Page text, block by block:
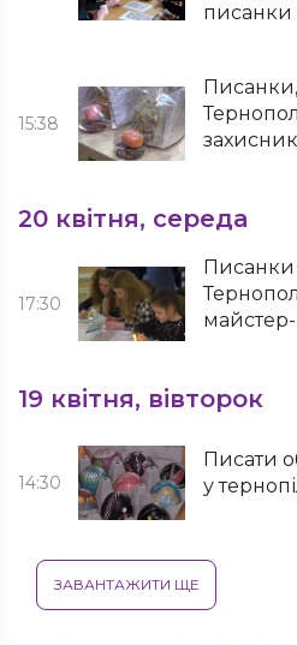
писанки
15:38
20 квітня, середа
17:30
Писанки
майстер-
19 квітня, вівторок
14:30
Писати
у
ЗАВАНТАЖИТИ ЩЕ